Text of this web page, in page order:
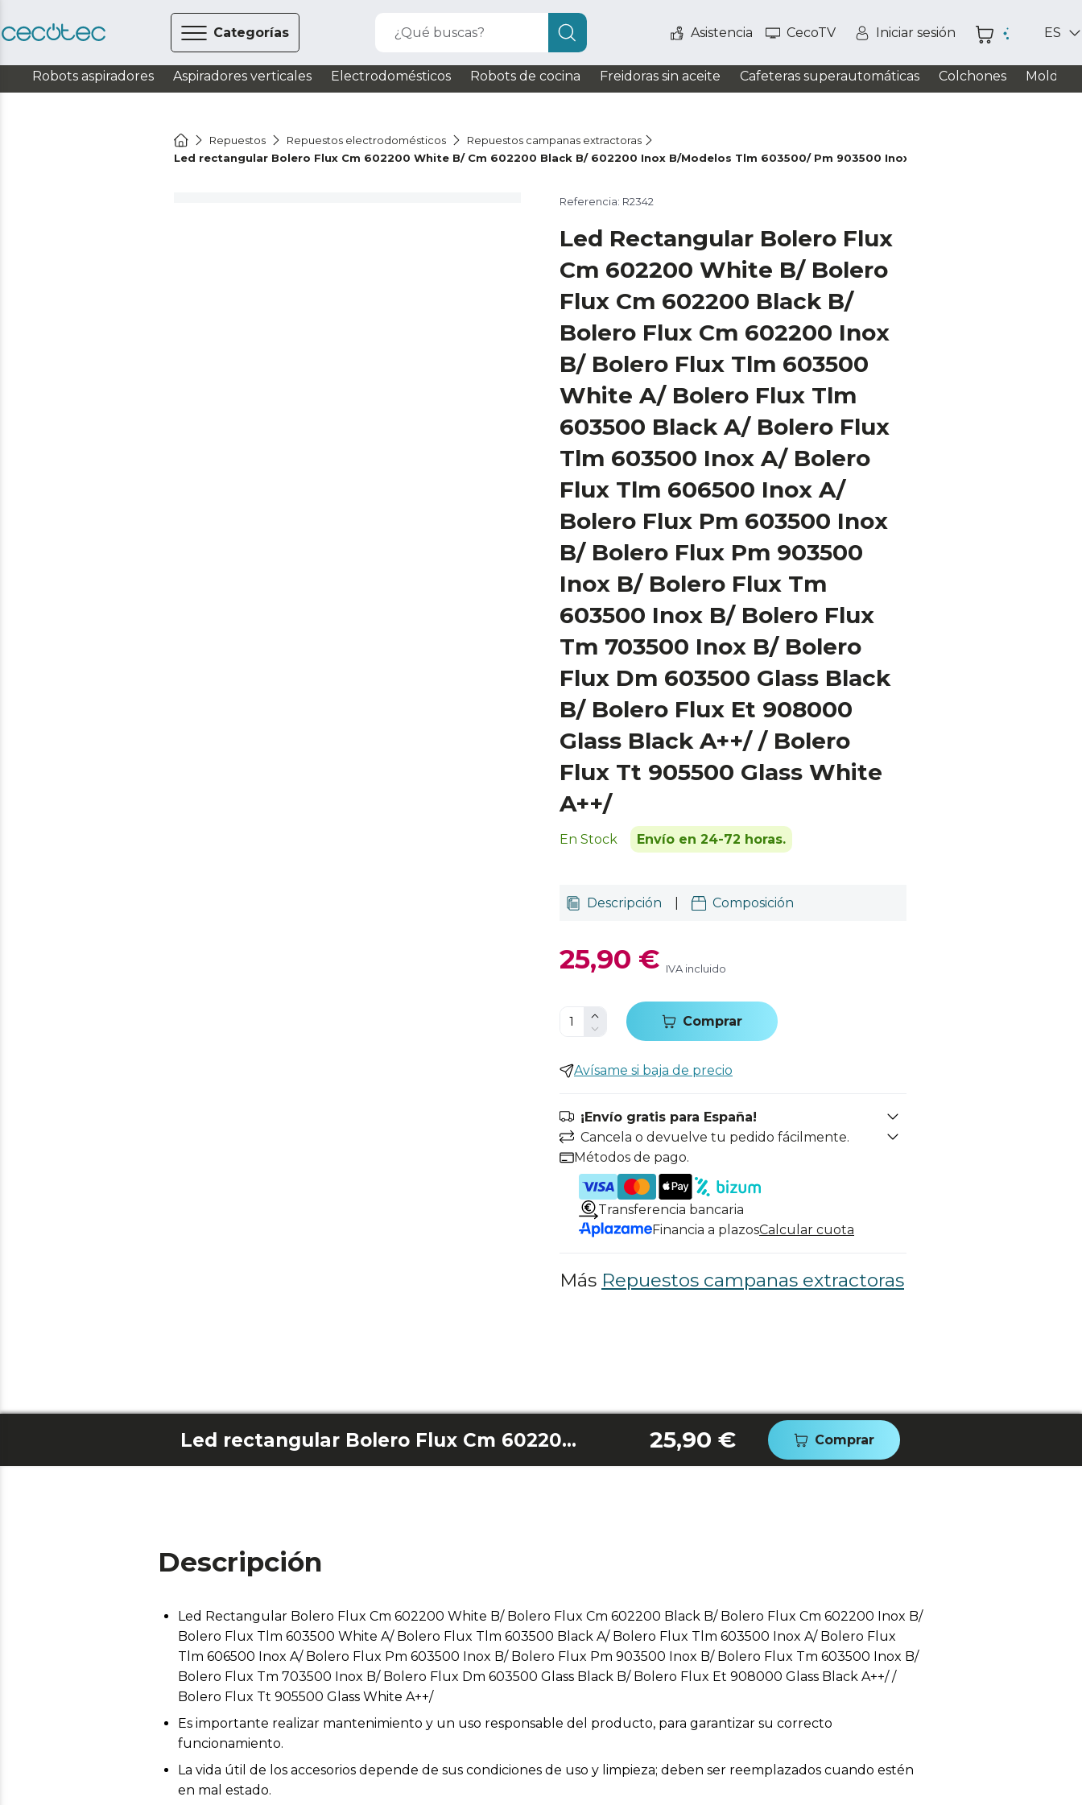
Categorías ¿Qué buscas? Asistencia CecoTV Iniciar sesión ES
Robots aspiradores Aspiradores verticales Electrodomésticos Robots de cocina Freidoras sin aceite Cafeteras superautomáticas Colchones
Repuestos Repuestos electrodomésticos
Repuestos campanas extractoras
Led rectangular Bolero Flux Cm 602200 White B/ Cm 602200 Black B/ 602200 Inox B/Modelos Tlm 603500/ Pm 903500 Inox B/Tm 703500 Inox B/t
Referencia: R2342
Led Rectangular Bolero Flux
Cm 602200 White B/ Bolero
Flux Cm 602200 Black B/
Bolero Flux Cm 602200 Inox
B/ Bolero Flux Tlm 603500
White A/ Bolero Flux Tlm
603500 Black A/ Bolero Flux
Tlm 603500 Inox A/ Bolero
Flux Tlm 606500 Inox A/
Bolero Flux Pm 603500 Inox
B/ Bolero Flux Pm 903500
Inox B/ Bolero Flux Tm
603500 Inox B/ Bolero Flux
Tm 703500 Inox B/ Bolero
Flux Dm 603500 Glass Black
B/ Bolero Flux Et 908000
Glass Black A++/ / Bolero
Flux Tt 905500 Glass White
A++/
En Stock Envío en 24-72 horas.
Descripción Composición
25,90 € IVA incluido
Comprar
Avísame si baja de precio
¡Envío gratis para España!
Cancela o devuelve tu pedido fácilmente.
Métodos de pago.
Transferencia bancaria
Financia a plazosCalcular cuota
Más Repuestos campanas extractoras
Led rectangular Bolero Flux Cm 602200 White B/ Cm 602200 Black B/ 602200 Inox B/Modelos Tlm 603500/ Pm 903500 Inox B/Tm 703500 Inox B/t 908000 Glass Black A++ 25,90 € Comprar
Descripción
Led Rectangular Bolero Flux Cm 602200 White B/ Bolero Flux Cm 602200 Black B/ Bolero Flux Cm 602200 Inox B/
Bolero Flux Tlm 603500 White A/ Bolero Flux Tlm 603500 Black A/ Bolero Flux Tlm 603500 Inox A/ Bolero Flux
Tlm 606500 Inox A/ Bolero Flux Pm 603500 Inox B/ Bolero Flux Pm 903500 Inox B/ Bolero Flux Tm 603500 Inox B/
Bolero Flux Tm 703500 Inox B/ Bolero Flux Dm 603500 Glass Black B/ Bolero Flux Et 908000 Glass Black A++/ /
Bolero Flux Tt 905500 Glass White A++/
Es importante realizar mantenimiento y un uso responsable del producto, para garantizar su correcto
funcionamiento.
La vida útil de los accesorios depende de sus condiciones de uso y limpieza; deben ser reemplazados cuando estén
en mal estado.